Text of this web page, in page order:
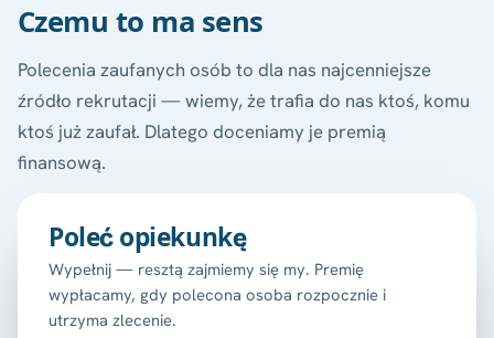
Czemu to ma sens
Polecenia zaufanych osób to dla nas najcenniejsze
źródło rekrutacji — wiemy, że trafia do nas ktoś, komu
ktoś już zaufał. Dlatego doceniamy je premią
finansową.
Poleć opiekunkę
Wypełnij — resztą zajmiemy się my. Premię
wypłacamy, gdy polecona osoba rozpocznie i
utrzyma zlecenie.